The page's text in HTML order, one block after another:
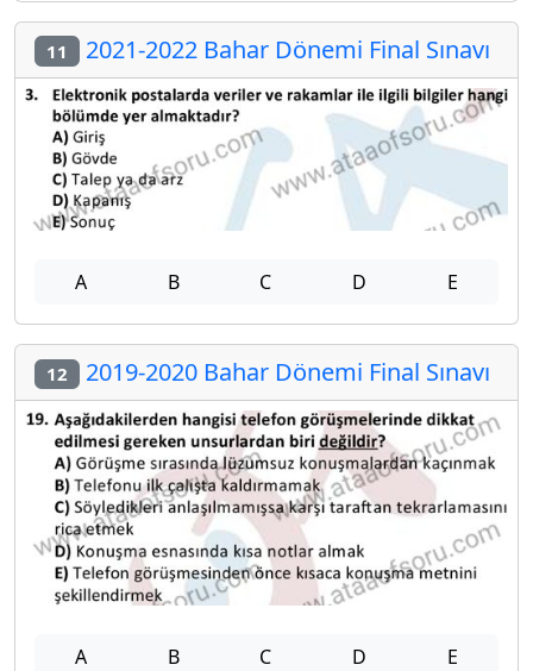
11 2021-2022 Bahar Dönemi Final Sınavı
A B C D E
12 2019-2020 Bahar Dönemi Final Sınavı
A B C D E